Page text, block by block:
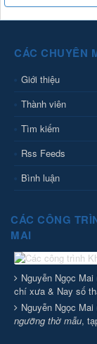
CÁC CHUYÊN
Giới thiệu
Thành viên
Tìm kiếm
Rss Feeds
Bình luận
CÁC CÔNG
MAI
Nguyễn Ngọc Mai
chí xưa & Nay số
Nguyễn Ngọc Mai
ngưỡng thờ mẫu,